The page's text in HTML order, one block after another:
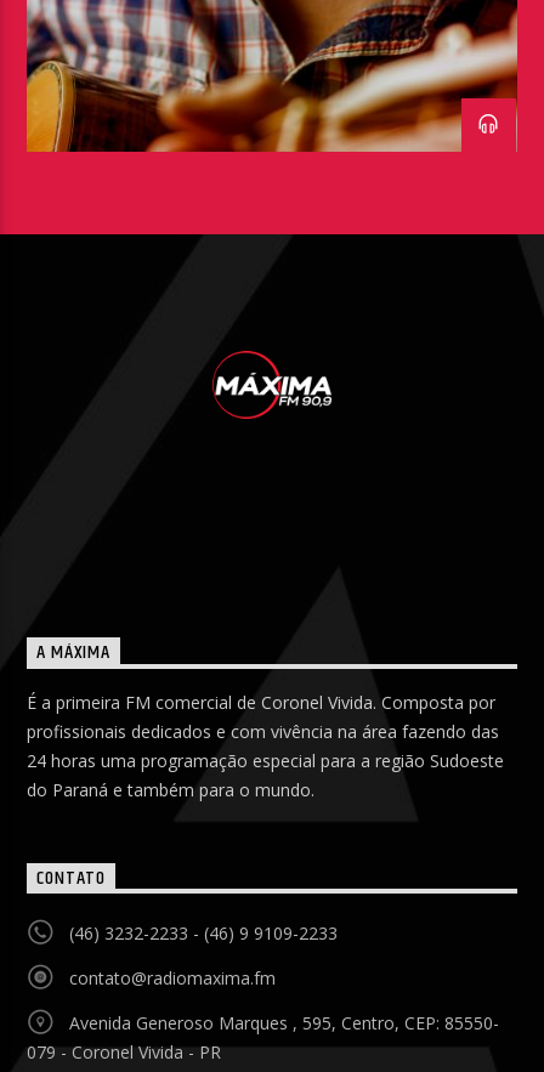
A MÁXIMA
É a primeira FM comercial de Coronel Vivida. Composta por
profissionais dedicados e com vivência na área fazendo das
24 horas uma programação especial para a região Sudoeste
do Paraná e também para o mundo.
CONTATO
(46) 3232-2233 - (46) 9 9109-2233
contato@radiomaxima.fm
Avenida Generoso Marques , 595, Centro, CEP: 85550-
079 - Coronel Vivida - PR